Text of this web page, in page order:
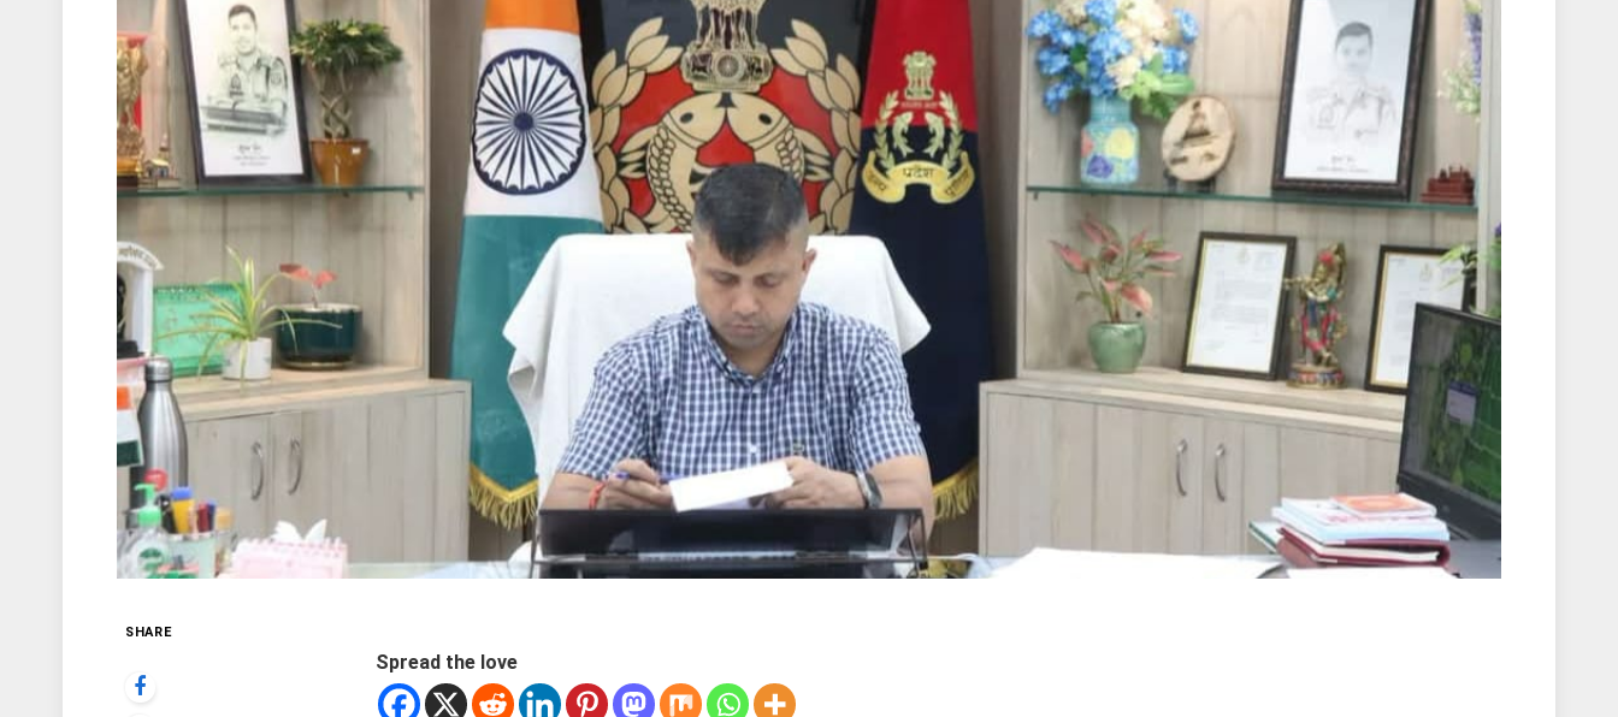
SHARE
Spread the love